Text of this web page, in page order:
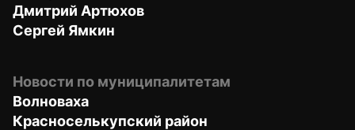
Дмитрий Артюхов
Сергей Ямкин
Новости по муниципалитетам
Волноваха
Красноселькупский район